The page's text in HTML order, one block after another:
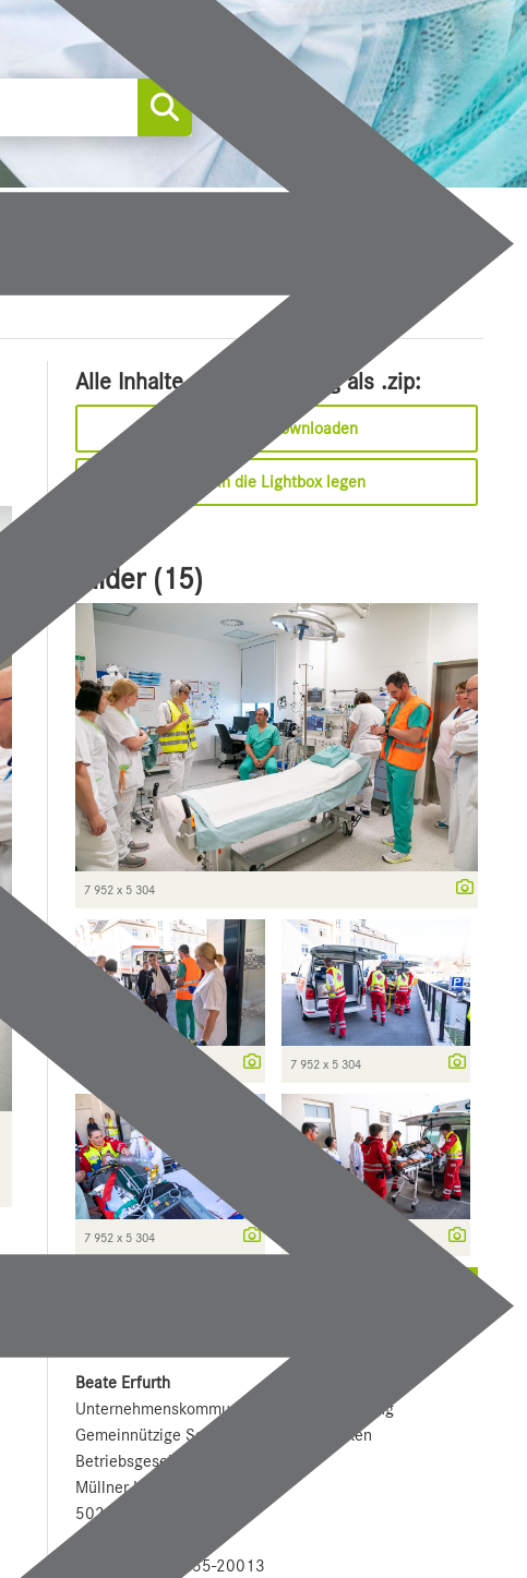
Alle Inhalte dieser Meldung als .zip:
Sofort downloaden
In die Lightbox legen
Bilder (15)
7 952 x 5 304
7 952 x 5 304
7 952 x 5 304
Beate Erfurth
Unternehmens­kommunikation und Marketing
Gemeinnützige Salzburger Landeskliniken
Betriebsgesellschaft mbH
Müllner Hauptstraße 48
5020 Salzburg
Tel: +43 (0)5 7255-20013